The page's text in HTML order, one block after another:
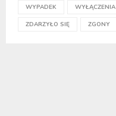
WYPADEK WYŁĄCZENIA
ZDARZYŁO SIĘ ZGONY